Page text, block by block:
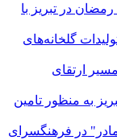
در تبریز با
از تولیدات گلخانه‌های
و ماشین‌آلات منطقه ۳ در مسیر ارتقای
تبریز به منظور تامین
در فرهنگسرای